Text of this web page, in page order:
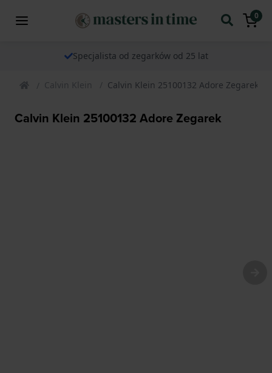
0
Specjalista od zegarków od 25 lat
Calvin Klein Calvin Klein 25100132 Adore Zegarek
Calvin Klein 25100132 Adore Zegarek